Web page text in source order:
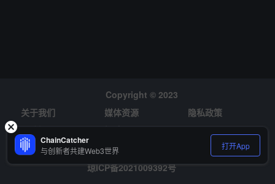
以及估值约 10 亿美元的 Zero Hash，代表大型科技与金融基础设施
公司押注“链无关”解决方案，帮助商户在不关心底层区块链的情况下
接收和结算稳定币。三是支付专用区块链。部分新玩家认为以太坊等
通用链并非为支付而生。由 Bitfinex 支持的 Stable 于 2025 年底推出
专注支付的区块链，并已获得约 20 亿美元的预存资金，目标是实现
无额外 Gas 成本的稳定币转账体验。从地域上看，新兴市场是稳定
Copyright © 2023
关于我们
媒体资源
隐私政策
风险提示
招聘
琼ICP备2021009392号
ChainCatcher
与创新者共建Web3世界 打开App